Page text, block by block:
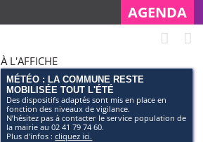
AGENDA
À L'AFFICHE
MÉTÉO : LA COMMUNE RESTE
MOBILISÉE TOUT L'ÉTÉ
Des dispositifs adaptés sont mis en place en
fonction des niveaux de vigilance.
N’hésitez pas à contacter le service population de
la mairie au 02 41 79 74 60.
Plus d'infos :cliquez ici.